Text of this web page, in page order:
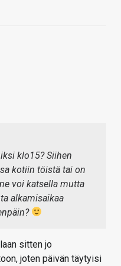
klo15? Siihen
kotiin töistä tai on
voi katsella mutta
alkamisaikaa
sitten jo
joten päivän täytyisi